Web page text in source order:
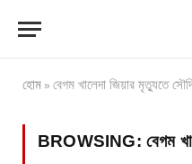
হোম » বেগম খালেদা জিয়ার মৃত্যুতে
BROWSING: বেগম